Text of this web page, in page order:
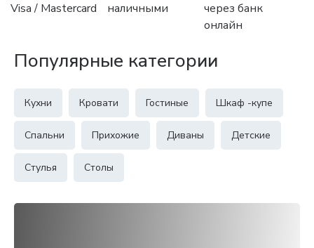
Visa / Mastercard
наличными
через банк
онлайн
Популярные категории
Кухни Кровати Гостиные Шкаф -купе
Спальни Прихожие Диваны Детские
Стулья Столы